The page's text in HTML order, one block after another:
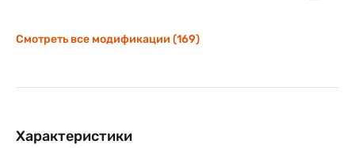
Смотреть все модификации (169)
Характеристики